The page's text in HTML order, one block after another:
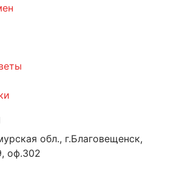
обл., г.Благовещенск,
оф.302